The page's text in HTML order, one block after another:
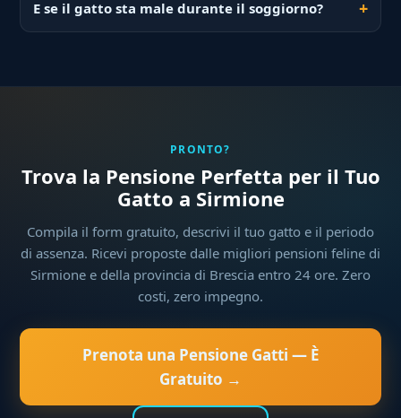
E se il gatto sta male durante il soggiorno?
PRONTO?
Trova la Pensione Perfetta per il Tuo
Gatto a Sirmione
Compila il form gratuito, descrivi il tuo gatto e il periodo
di assenza. Ricevi proposte dalle migliori pensioni feline di
Sirmione e della provincia di Brescia entro 24 ore. Zero
costi, zero impegno.
Prenota una Pensione Gatti — È
Gratuito →